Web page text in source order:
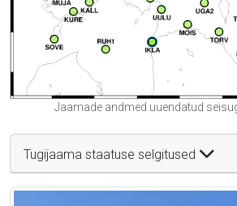
Jaamade andmed uuendatud
Tugijaama staatuse selgitused